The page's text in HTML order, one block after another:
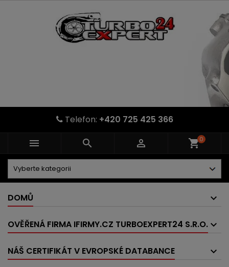
Telefon: +420 725 425 366
   shopping_cart0
DOMŮ
OVĚŘENÁ FIRMA IFIRMY.CZ TURBOEXPERT24 S.R.O.
NÁŠ CERTIFIKÁT V EVROPSKÉ DATABANCE